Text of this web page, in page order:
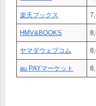
楽天ブックス
HMV&BOOKS
ヤマダウェブコム
au PAYマーケット